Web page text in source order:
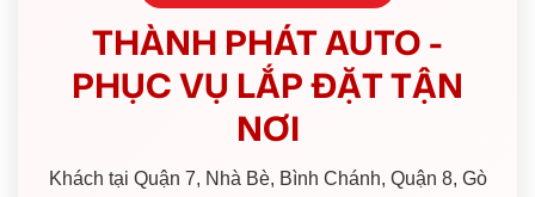
THÀNH PHÁT AUTO -
PHỤC VỤ LẮP ĐẶT TẬN
NƠI
Khách tại Quận 7, Nhà Bè, Bình Chánh, Quận 8, Gò